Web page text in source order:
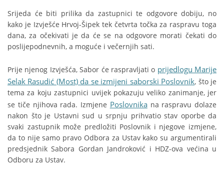
Srijeda će biti prilika da zastupnici te odgovore dobiju, no
kako je Izvješće Hrvoj-Šipek tek četvrta točka za raspravu toga
dana, za očekivati je da će se na odgovore morati čekati do
poslijepodnevnih, a moguće i večernjih sati.
Prije njenog Izvješća, Sabor će raspravljati o prijedlogu Marije
Selak Rasudić (Most) da se izmijeni saborski Poslovnik, što je
tema za koju zastupnici uvijek pokazuju veliko zanimanje, jer
se tiče njihova rada. Izmjene Poslovnikana raspravu dolaze
nakon što je Ustavni sud u srpnju prihvatio stav oporbe da
svaki zastupnik može predložiti Poslovnik i njegove izmjene,
da to nije samo pravo Odbora za Ustav kako su argumentirali
predsjednik Sabora Gordan Jandroković i HDZ-ova većina u
Odboru za Ustav.